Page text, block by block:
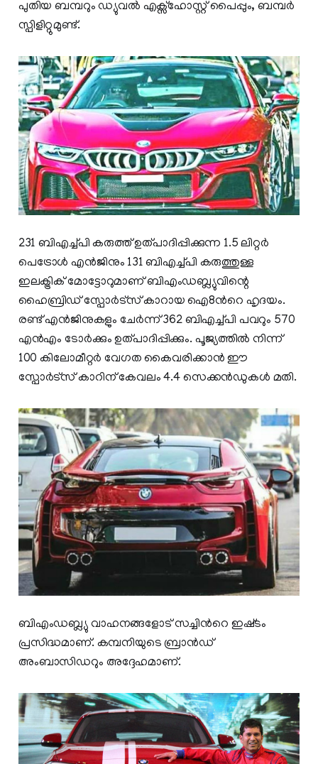
പുതിയ ബമ്പറും ഡ്യുവല്‍ എക്സ്ഹോസ്റ്റ് പൈപ്പും, ബമ്പര്‍
സ്പിളിറ്റുമുണ്ട്.
231 ബിഎച്ച്പി കരുത്ത് ഉത്പാദിപ്പിക്കുന്ന 1.5 ലിറ്റര്‍
പെട്രോള്‍ എന്‍ജിനും 131 ബിഎച്ച്പി കരുത്തുള്ള
ഇലക്ട്രിക് മോട്ടോറുമാണ് ബിഎംഡബ്ല്യുവിന്റെ
ഹൈബ്രിഡ് സ്പോര്‍ട്സ് കാറായ ഐ8ന്‍റെ ഹൃദയം.
രണ്ട് എന്‍ജിനുകളും ചേര്‍ന്ന് 362 ബിഎച്ച്പി പവറും 570
എന്‍എം ടോര്‍ക്കും ഉത്പാദിപ്പിക്കും. പൂജ്യത്തില്‍ നിന്ന്
100 കിലോമീറ്റര്‍ വേഗത കൈവരിക്കാന്‍ ഈ
സ്പോര്‍ട്സ് കാറിന് കേവലം 4.4 സെക്കന്‍ഡുകള്‍ മതി.
ബിഎംഡബ്ല്യു വാഹനങ്ങളോട് സച്ചിന്‍റെ ഇഷ്‍ടം
പ്രസിദ്ധമാണ്. കമ്പനിയുടെ ബ്രാന്‍ഡ്
അംബാസിഡറും അദ്ദേഹമാണ്.